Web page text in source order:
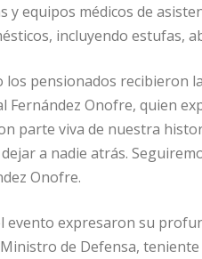
equipos médicos de
incluyendo estufas,
pensionados recibieron
Onofre, quien
parte viva de nuestra
a nadie atrás.
Onofre.
expresaron su
de Defensa,